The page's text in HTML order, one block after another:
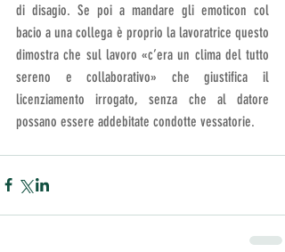
di disagio. Se poi a mandare gli emoticon col
bacio a una collega è proprio la lavoratrice questo
dimostra che sul lavoro «c’era un clima del tutto
sereno e collaborativo» che giustifica il
licenziamento irrogato, senza che al datore
possano essere addebitate condotte vessatorie.